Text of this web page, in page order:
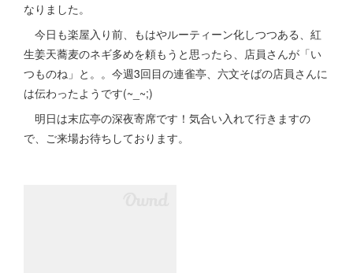
なりました。
今日も楽屋入り前、もはやルーティーン化しつつある、紅
生姜天蕎麦のネギ多めを頼もうと思ったら、店員さんが「い
つものね」と。。今週3回目の連雀亭、六文そばの店員さんに
は伝わったようです(~_~;)
明日は末広亭の深夜寄席です！気合い入れて行きますの
で、ご来場お待ちしております。